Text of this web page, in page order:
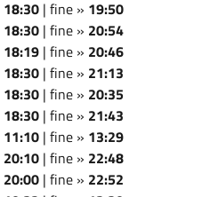
18:30 | fine » 19:50
18:30 | fine » 20:54
18:19 | fine » 20:46
18:30 | fine » 21:13
18:30 | fine » 20:35
18:30 | fine » 21:43
11:10 | fine » 13:29
20:10 | fine » 22:48
20:00 | fine » 22:52